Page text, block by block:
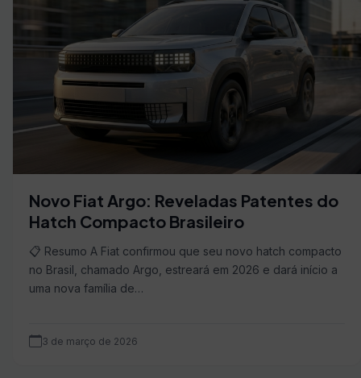
Novo Fiat Argo: Reveladas Patentes do
Hatch Compacto Brasileiro
📋 Resumo A Fiat confirmou que seu novo hatch compacto
no Brasil, chamado Argo, estreará em 2026 e dará início a
uma nova família de…
3 de março de 2026